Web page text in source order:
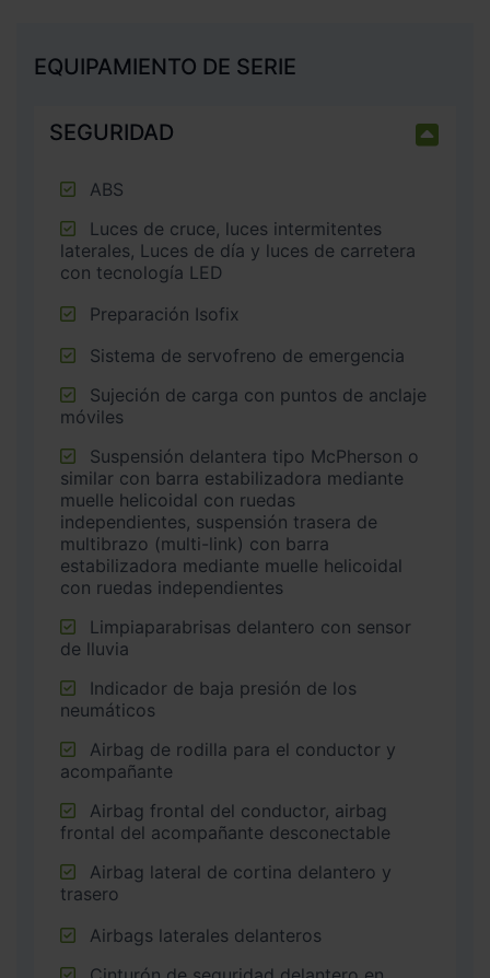
EQUIPAMIENTO DE SERIE
SEGURIDAD
ABS
laterales, Luces de día y luces de carretera
con tecnología LED
Preparación Isofix
Sistema de servofreno de emergencia
móviles
similar con barra estabilizadora mediante
muelle helicoidal con ruedas
independientes, suspensión trasera de
multibrazo (multi-link) con barra
estabilizadora mediante muelle helicoidal
con ruedas independientes
de lluvia
neumáticos
acompañante
frontal del acompañante desconectable
trasero
Airbags laterales delanteros